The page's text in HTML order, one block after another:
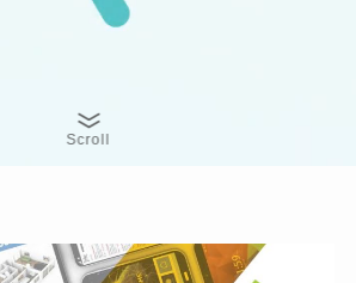
Scroll